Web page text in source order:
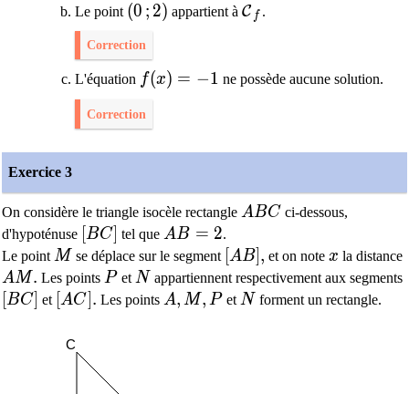
Le point (0\,;2)
(0 ; 2) appartient à\mathcal{C}_{f}
C f .
Correction
L'équation f(x)=-1
f(x) = −1 ne possède aucune solution.
Correction
Exercice 3
On considère le triangle isocèle rectangle A B C
ABC ci-dessous,
d'hypoténuse [BC]
BC tel que AB=2
AB = 2.
Le point M
M se déplace sur le segment [A B],
[AB , et on notex
x la distance
A M .
AM. Les points P
Pet N
N appartiennent respectivement aux segments
[B C]
BC et [A C] .
[AC . Les points A, M, P
A, M, Pet N
N forment un rectangle.